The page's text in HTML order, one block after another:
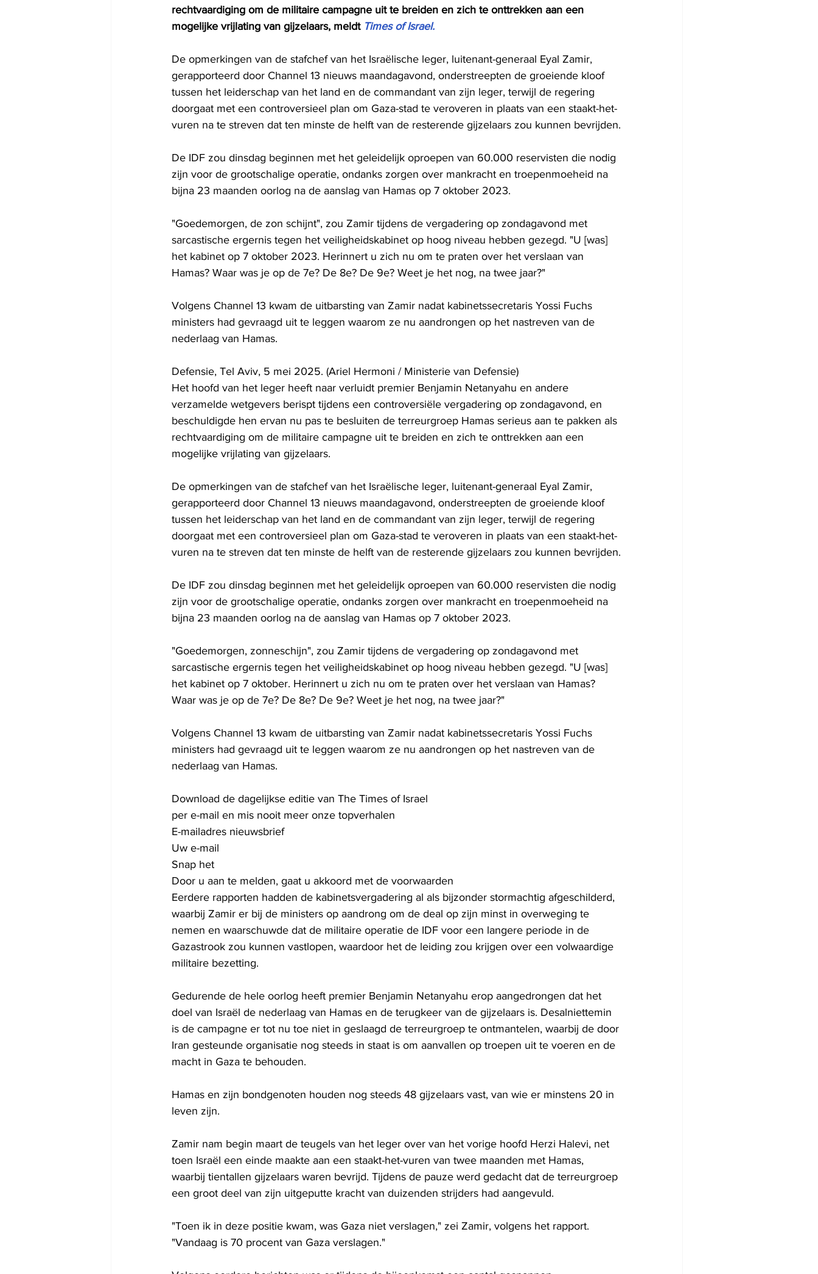
rechtvaardiging om de militaire campagne uit te breiden en zich te onttrekken aan een
mogelijke vrijlating van gijzelaars, meldt Times of Israel.
De opmerkingen van de stafchef van het Israëlische leger, luitenant-generaal Eyal Zamir,
gerapporteerd door Channel 13 nieuws maandagavond, onderstreepten de groeiende kloof
tussen het leiderschap van het land en de commandant van zijn leger, terwijl de regering
doorgaat met een controversieel plan om Gaza-stad te veroveren in plaats van een staakt-het-
vuren na te streven dat ten minste de helft van de resterende gijzelaars zou kunnen bevrijden.
De IDF zou dinsdag beginnen met het geleidelijk oproepen van 60.000 reservisten die nodig
zijn voor de grootschalige operatie, ondanks zorgen over mankracht en troepenmoeheid na
bijna 23 maanden oorlog na de aanslag van Hamas op 7 oktober 2023.
"Goedemorgen, de zon schijnt", zou Zamir tijdens de vergadering op zondagavond met
sarcastische ergernis tegen het veiligheidskabinet op hoog niveau hebben gezegd. "U [was]
het kabinet op 7 oktober 2023. Herinnert u zich nu om te praten over het verslaan van
Hamas? Waar was je op de 7e? De 8e? De 9e? Weet je het nog, na twee jaar?"
Volgens Channel 13 kwam de uitbarsting van Zamir nadat kabinetssecretaris Yossi Fuchs
ministers had gevraagd uit te leggen waarom ze nu aandrongen op het nastreven van de
nederlaag van Hamas.
Defensie, Tel Aviv, 5 mei 2025. (Ariel Hermoni / Ministerie van Defensie)
Het hoofd van het leger heeft naar verluidt premier Benjamin Netanyahu en andere
verzamelde wetgevers berispt tijdens een controversiële vergadering op zondagavond, en
beschuldigde hen ervan nu pas te besluiten de terreurgroep Hamas serieus aan te pakken als
rechtvaardiging om de militaire campagne uit te breiden en zich te onttrekken aan een
mogelijke vrijlating van gijzelaars.
De opmerkingen van de stafchef van het Israëlische leger, luitenant-generaal Eyal Zamir,
gerapporteerd door Channel 13 nieuws maandagavond, onderstreepten de groeiende kloof
tussen het leiderschap van het land en de commandant van zijn leger, terwijl de regering
doorgaat met een controversieel plan om Gaza-stad te veroveren in plaats van een staakt-het-
vuren na te streven dat ten minste de helft van de resterende gijzelaars zou kunnen bevrijden.
De IDF zou dinsdag beginnen met het geleidelijk oproepen van 60.000 reservisten die nodig
zijn voor de grootschalige operatie, ondanks zorgen over mankracht en troepenmoeheid na
bijna 23 maanden oorlog na de aanslag van Hamas op 7 oktober 2023.
"Goedemorgen, zonneschijn", zou Zamir tijdens de vergadering op zondagavond met
sarcastische ergernis tegen het veiligheidskabinet op hoog niveau hebben gezegd. "U [was]
het kabinet op 7 oktober. Herinnert u zich nu om te praten over het verslaan van Hamas?
Waar was je op de 7e? De 8e? De 9e? Weet je het nog, na twee jaar?"
Volgens Channel 13 kwam de uitbarsting van Zamir nadat kabinetssecretaris Yossi Fuchs
ministers had gevraagd uit te leggen waarom ze nu aandrongen op het nastreven van de
nederlaag van Hamas.
Download de dagelijkse editie van The Times of Israel
per e-mail en mis nooit meer onze topverhalen
E-mailadres nieuwsbrief
Uw e-mail
Snap het
Door u aan te melden, gaat u akkoord met de voorwaarden
Eerdere rapporten hadden de kabinetsvergadering al als bijzonder stormachtig afgeschilderd,
waarbij Zamir er bij de ministers op aandrong om de deal op zijn minst in overweging te
nemen en waarschuwde dat de militaire operatie de IDF voor een langere periode in de
Gazastrook zou kunnen vastlopen, waardoor het de leiding zou krijgen over een volwaardige
militaire bezetting.
Gedurende de hele oorlog heeft premier Benjamin Netanyahu erop aangedrongen dat het
doel van Israël de nederlaag van Hamas en de terugkeer van de gijzelaars is. Desalniettemin
is de campagne er tot nu toe niet in geslaagd de terreurgroep te ontmantelen, waarbij de door
Iran gesteunde organisatie nog steeds in staat is om aanvallen op troepen uit te voeren en de
macht in Gaza te behouden.
Hamas en zijn bondgenoten houden nog steeds 48 gijzelaars vast, van wie er minstens 20 in
leven zijn.
Zamir nam begin maart de teugels van het leger over van het vorige hoofd Herzi Halevi, net
toen Israël een einde maakte aan een staakt-het-vuren van twee maanden met Hamas,
waarbij tientallen gijzelaars waren bevrijd. Tijdens de pauze werd gedacht dat de terreurgroep
een groot deel van zijn uitgeputte kracht van duizenden strijders had aangevuld.
"Toen ik in deze positie kwam, was Gaza niet verslagen," zei Zamir, volgens het rapport.
"Vandaag is 70 procent van Gaza verslagen."